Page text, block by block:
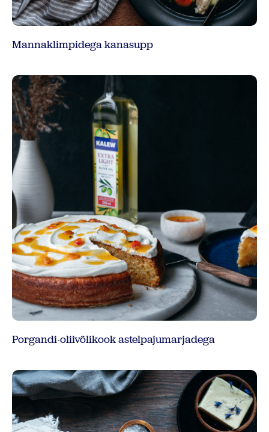
Mannaklimpidega kanasupp
Porgandi-oliivõlikook astelpajumarjadega